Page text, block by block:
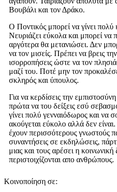
Βουβάλι και τον Δράκο.
Ο Ποντικός μπορεί να γίνει πολύ
Νευριάζει εύκολα και μπορεί να
αργότερα θα μετανιώσει. Δεν
να τον μισείς. Πρέπει να βρεις
ισορροπήσεις ώστε να τον
μαζί του. Ποτέ μην τον
σκληρός και ύπουλος.
Για να κερδίσεις την
πρώτα να του δείξεις εσύ
γίνει πολύ γενναιόδωρος και να
ακούγεται εύκολο αλλά δεν
έχουν περισσότερους γνωστούς
συναντήσεις σε εκδηλώσεις,
μιας και τους αρέσει η
περιστοιχίζονται απο ανθρώπους.
Κοινοποίηση σε: